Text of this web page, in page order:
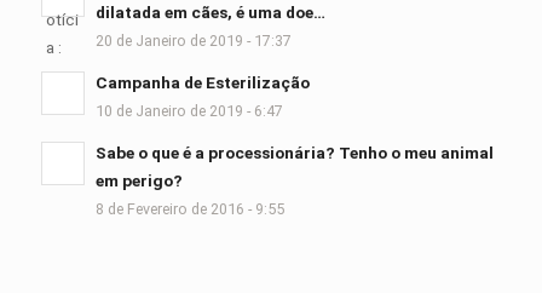
dilatada em cães, é uma doe…
20 de Janeiro de 2019 - 17:37
Campanha de Esterilização
10 de Janeiro de 2019 - 6:47
Sabe o que é a processionária? Tenho o meu animal
em perigo?
8 de Fevereiro de 2016 - 9:55